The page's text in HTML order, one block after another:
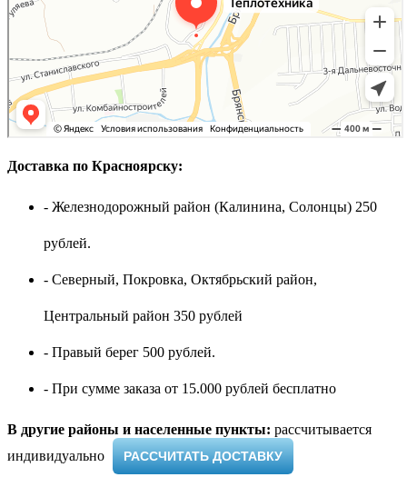
Доставка по Красноярску:
- Железнодорожный район (Калинина, Солонцы) 250
рублей.
- Северный, Покровка, Октябрьский район,
Центральный район 350 рублей
- Правый берег 500 рублей.
- При сумме заказа от 15.000 рублей бесплатно
В другие районы и населенные пункты: рассчитывается
индивидуально ​
РАССЧИТАТЬ ДОСТАВКУ